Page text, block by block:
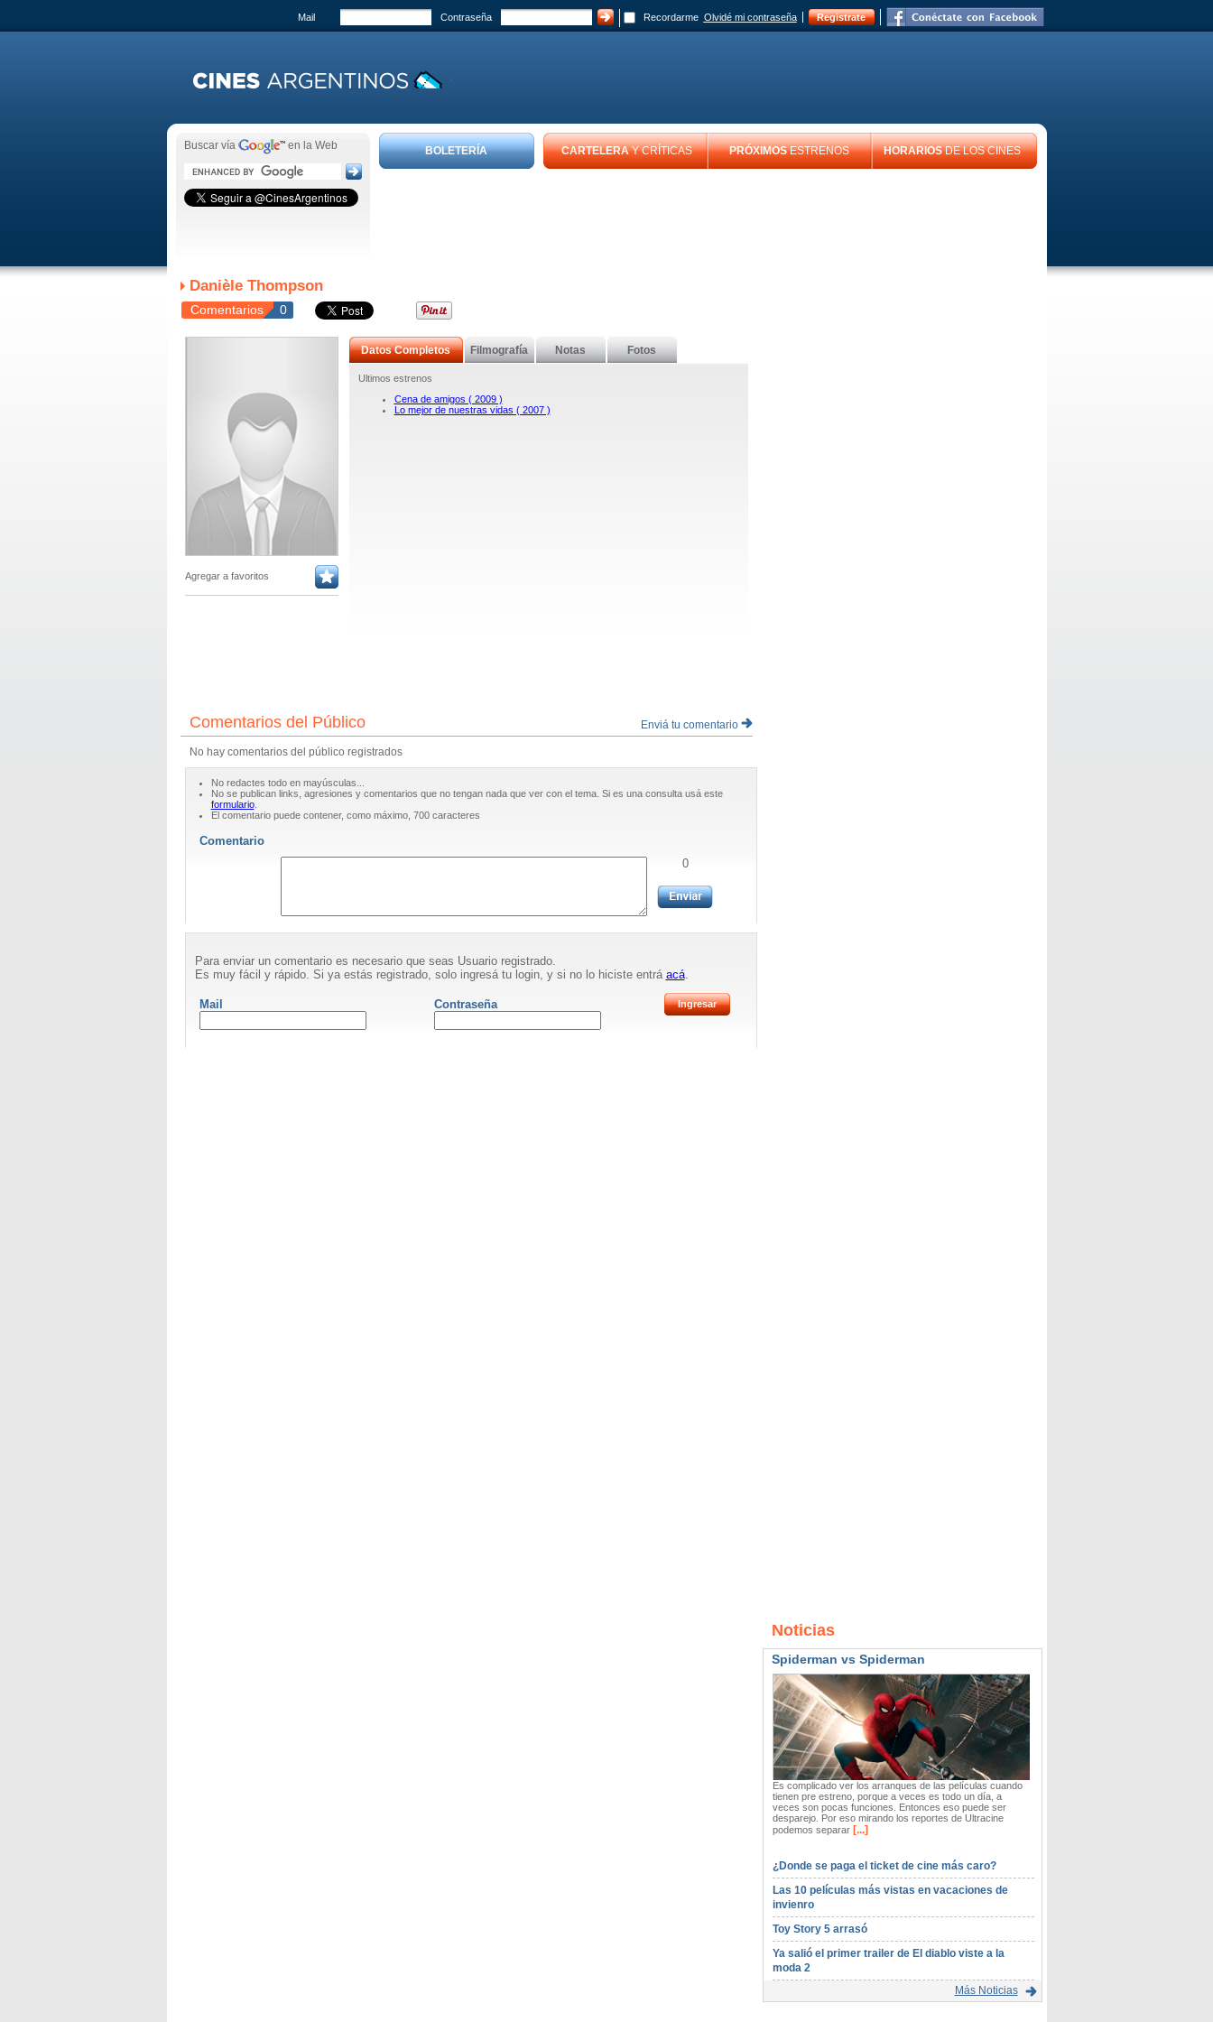
Mail Contraseña Recordarme Olvidé mi contraseña Registrate
Buscar vía en la Web BOLETERÍA CARTELERAY CRÍTICAS PRÓXIMOSESTRENOS HORARIOSDE LOS CINES
Danièle Thompson
Comentarios 0
Agregar a favoritos
Datos Completos Filmografía Notas Fotos
Ultimos estrenos
Cena de amigos ( 2009 )
Lo mejor de nuestras vidas ( 2007 )
Comentarios del Público Enviá tu comentario
No hay comentarios del público registrados
No redactes todo en mayúsculas...
No se publican links, agresiones y comentarios que no tengan nada que ver con el tema. Si es una consulta usá este
formulario.
El comentario puede contener, como máximo, 700 caracteres
Comentario
0
Para enviar un comentario es necesario que seas Usuario registrado.
Es muy fácil y rápido. Si ya estás registrado, solo ingresá tu login, y si no lo hiciste entrá acá.
Mail Contraseña
Noticias
Spiderman vs Spiderman
Es complicado ver los arranques de las películas cuando
tienen pre estreno, porque a veces es todo un día, a
veces son pocas funciones. Entonces eso puede ser
desparejo. Por eso mirando los reportes de Ultracine
podemos separar[...]
¿Donde se paga el ticket de cine más caro?
Las 10 películas más vistas en vacaciones de
invienro
Toy Story 5 arrasó
Ya salió el primer trailer de El diablo viste a la
moda 2
Más Noticias